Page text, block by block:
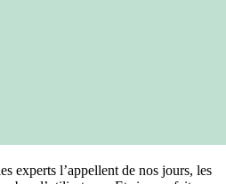
experts l’appellent de nos jours, les